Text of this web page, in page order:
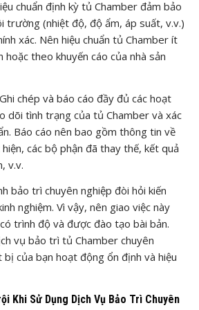
chuẩn định kỳ tủ Chamber đảm bảo
trường (nhiệt độ, độ ẩm, áp suất, v.v.)
xác. Nên hiệu chuẩn tủ Chamber ít
theo khuyến cáo của nhà sản
Ghi chép và báo cáo đầy đủ các hoạt
dõi tình trạng của tủ Chamber và xác
Báo cáo nên bao gồm thông tin về
các bộ phận đã thay thế, kết quả
v.v.
bảo trì chuyên nghiệp đòi hỏi kiến
nghiệm. Vì vậy, nên giao việc này
trình độ và được đào tạo bài bản.
vụ bảo trì tủ Chamber chuyên
của bạn hoạt động ổn định và hiệu
Khi Sử Dụng Dịch Vụ Bảo Trì Chuyên